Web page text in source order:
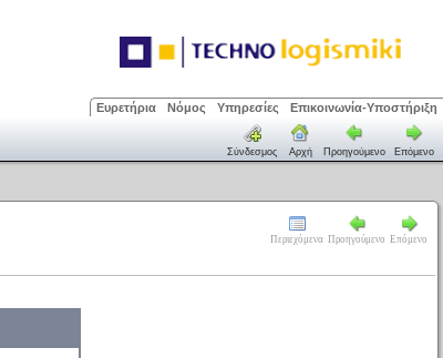
Ευρετήρια Νόμος Υπηρεσίες Επικοινωνία-Υποστήριξη
Σύνδεσμος Αρχή Προηγούμενο Επόμενο